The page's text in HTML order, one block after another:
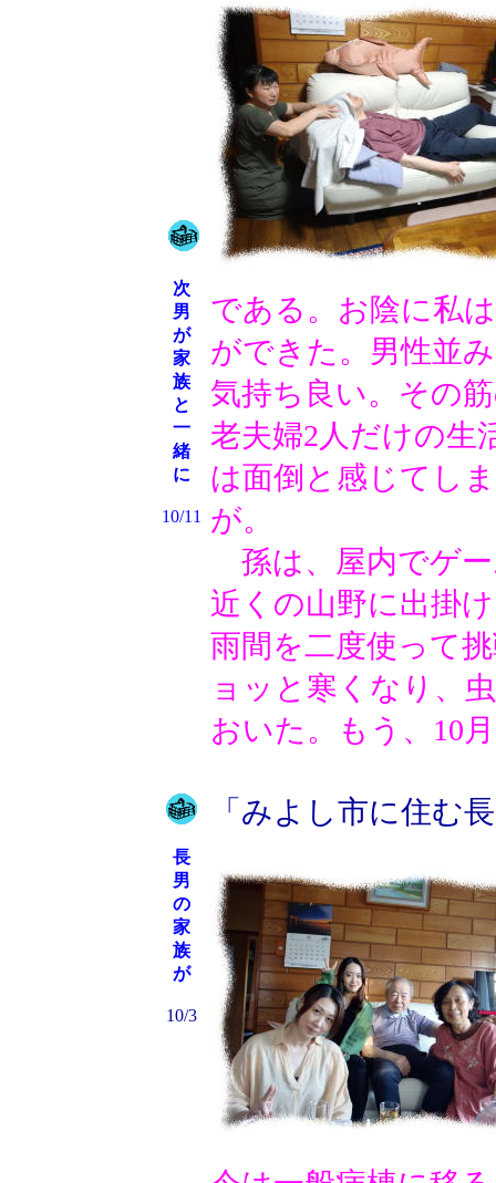
次
男
が
家
族
と
一
緒
に
10/11
である。お陰に私
ができた。男性並
気持ち良い。その
老夫婦2人だけの生
は面倒と感じてし
が。
孫は、屋内でゲ
近くの山野に出掛
雨間を二度使って
ョッと寒くなり、
おいた。もう、10
長
男
の
家
族
が
10/3
「みよし市に住む